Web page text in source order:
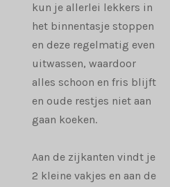
kun je allerlei lekkers in
het binnentasje stoppen
en deze regelmatig even
uitwassen, waardoor
alles schoon en fris blijft
en oude restjes niet aan
gaan koeken.
Aan de zijkanten vindt je
2 kleine vakjes en aan de